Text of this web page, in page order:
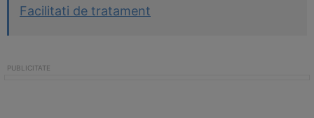
Facilitati de tratament